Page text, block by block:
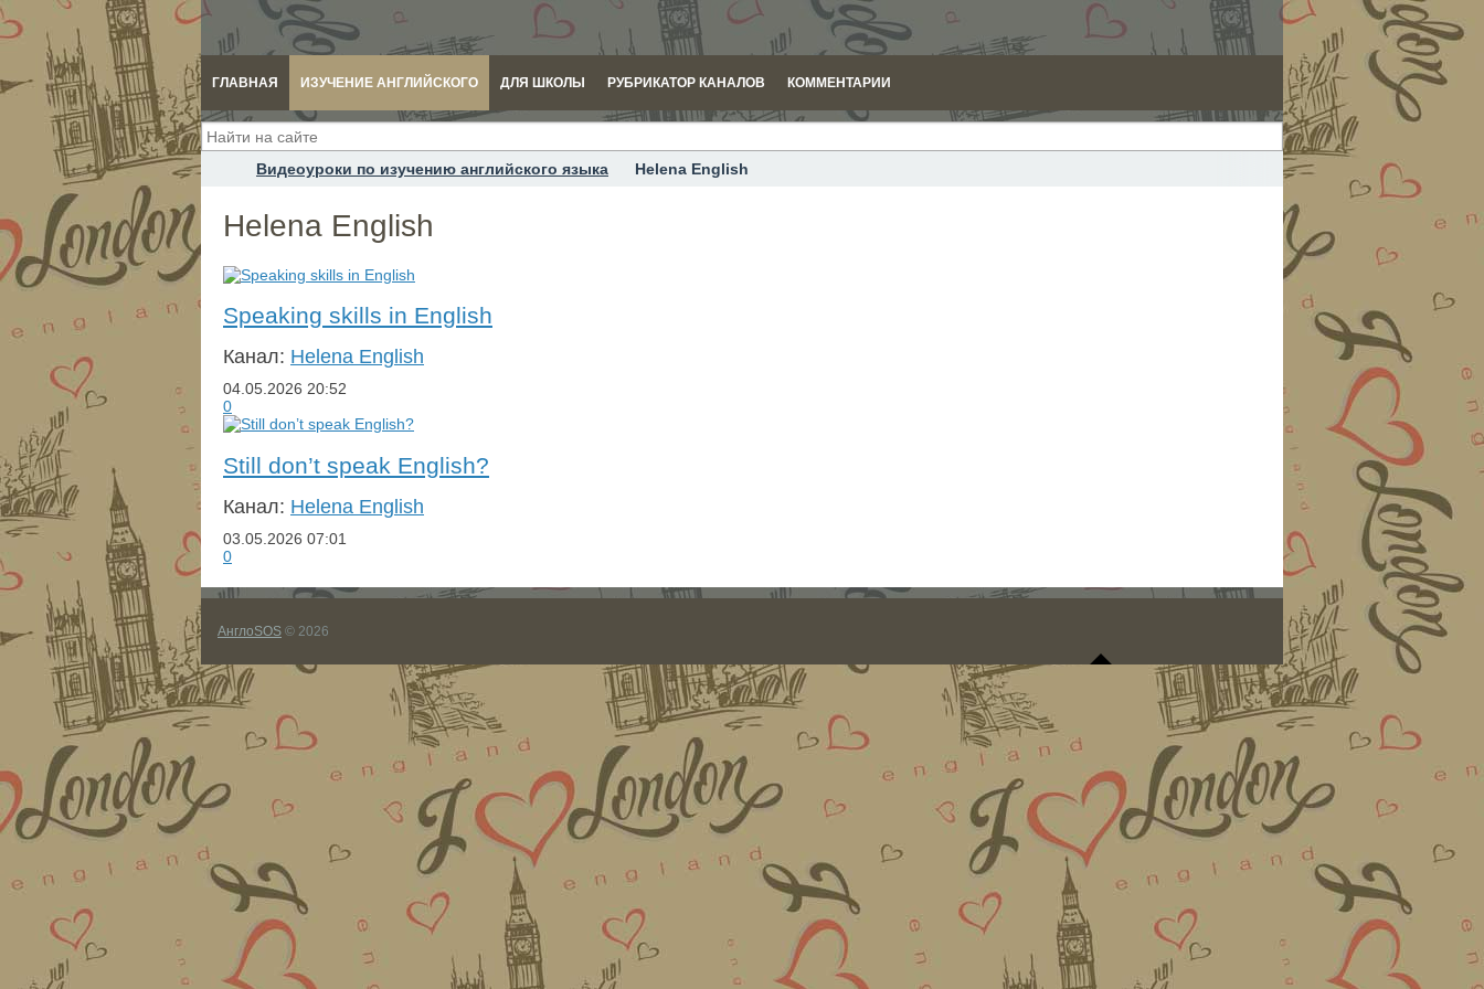
ГЛАВНАЯ ИЗУЧЕНИЕ АНГЛИЙСКОГО ДЛЯ ШКОЛЫ РУБРИКАТОР КАНАЛОВ КОММЕНТАРИИ
Видеоуроки по изучению английского языка Helena English
Helena English
Speaking skills in English
Канал: Helena English
04.05.2026 20:52
0
Still don’t speak English?
Канал: Helena English
03.05.2026 07:01
0
АнглоSOS © 2026